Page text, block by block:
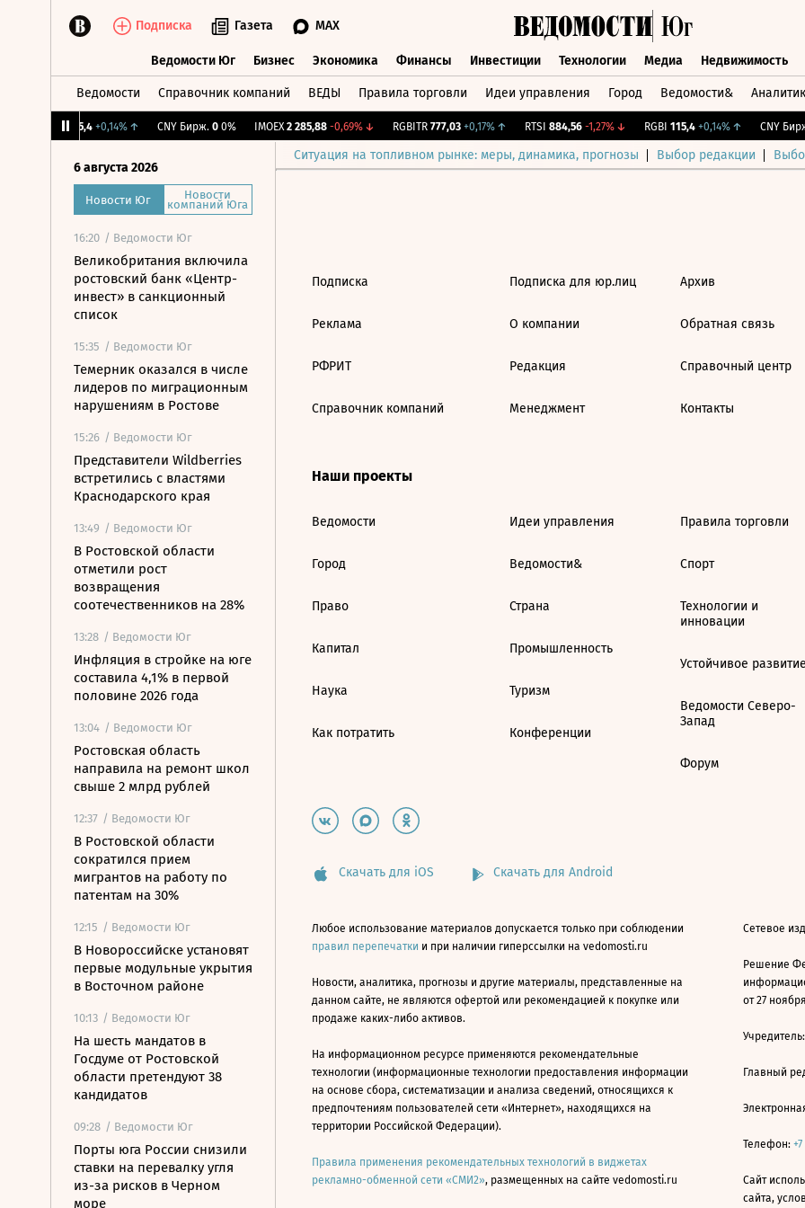
Подписка Газета MAX
Ведомости Юг Бизнес Экономика Финансы Инвестиции Технологии Медиа Недвижимость
Ведомости Справочник компаний ВЕДЫ Правила торговли Идеи управления Город Ведомости&
115,4 +0,14%↑ CNY Бирж. 0 0% IMOEX 2 285,88 -0,69%↓ RGBITR 777,03 +0,17%↑ RTSI 884,56 -1,27%↓ RGBI 115,4 +0,14%↑ CNY Бирж.
Ситуация на топливном рынке: меры, динамика, прогнозы Выбор редакции
6 августа 2026
Новости Юг Новости
компаний Юга
16:20 / Ведомости Юг
Великобритания включила
ростовский банк «Центр-
инвест» в санкционный
список
15:35 / Ведомости Юг
Темерник оказался в числе
лидеров по миграционным
нарушениям в Ростове
15:26 / Ведомости Юг
Представители Wildberries
встретились с властями
Краснодарского края
13:49 / Ведомости Юг
В Ростовской области
отметили рост
возвращения
соотечественников на 28%
13:28 / Ведомости Юг
Инфляция в стройке на юге
составила 4,1% в первой
половине 2026 года
13:04 / Ведомости Юг
Ростовская область
направила на ремонт школ
свыше 2 млрд рублей
12:37 / Ведомости Юг
В Ростовской области
сократился прием
мигрантов на работу по
патентам на 30%
12:15 / Ведомости Юг
В Новороссийске установят
первые модульные укрытия
в Восточном районе
10:13 / Ведомости Юг
На шесть мандатов в
Госдуме от Ростовской
области претендуют 38
кандидатов
09:28 / Ведомости Юг
Порты юга России снизили
ставки на перевалку угля
из-за рисков в Черном
море
Подписка
Реклама
РФРИТ
Справочник компаний
Подписка для юр.лиц
О компании
Редакция
Менеджмент
Архив
Обратная связь
Справочный центр
Контакты
Наши проекты
Ведомости
Город
Право
Капитал
Наука
Как потратить
Идеи управления
Ведомости&
Страна
Промышленность
Туризм
Конференции
Правила торговли
Спорт
Технологии и
инновации
Устойчивое
Ведомости Северо-
Запад
Форум
Скачать для iOS Скачать для Android
Любое использование материалов допускается только при соблюдении
правил перепечатки и при наличии гиперссылки на vedomosti.ru
Новости, аналитика, прогнозы и другие материалы, представленные на
данном сайте, не являются офертой или рекомендацией к покупке или
продаже каких-либо активов.
На информационном ресурсе применяются рекомендательные
технологии (информационные технологии предоставления информации
на основе сбора, систематизации и анализа сведений, относящихся к
предпочтениям пользователей сети «Интернет», находящихся на
территории Российской Федерации).
Правила применения рекомендательных технологий в виджетах
рекламно-обменной сети «СМИ2», размещенных на сайте vedomosti.ru
Сетевое
Решение
от 27
Главный
Телефон:
Сайт
сайта,